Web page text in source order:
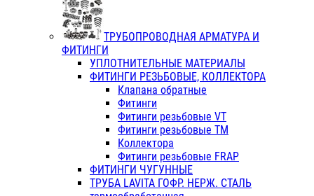
ТРУБОПРОВОДНАЯ АРМАТУРА И
ФИТИНГИ
УПЛОТНИТЕЛЬНЫЕ МАТЕРИАЛЫ
ФИТИНГИ РЕЗЬБОВЫЕ, КОЛЛЕКТОРА
Клапана обратные
Фитинги
Фитинги резьбовые VT
Фитинги резьбовые ТМ
Коллектора
Фитинги резьбовые FRAP
ФИТИНГИ ЧУГУННЫЕ
ТРУБА LAVITA ГОФР. НЕРЖ. СТАЛЬ